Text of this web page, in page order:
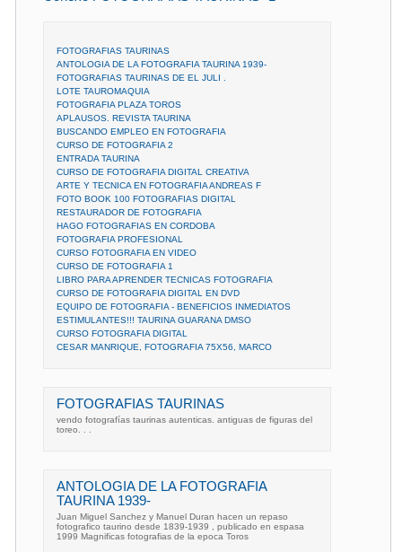
FOTOGRAFIAS TAURINAS
ANTOLOGIA DE LA FOTOGRAFIA TAURINA 1939-
FOTOGRAFIAS TAURINAS DE EL JULI .
LOTE TAUROMAQUIA
FOTOGRAFIA PLAZA TOROS
APLAUSOS. REVISTA TAURINA
BUSCANDO EMPLEO EN FOTOGRAFIA
CURSO DE FOTOGRAFIA 2
ENTRADA TAURINA
CURSO DE FOTOGRAFIA DIGITAL CREATIVA
ARTE Y TECNICA EN FOTOGRAFIA ANDREAS F
FOTO BOOK 100 FOTOGRAFIAS DIGITAL
RESTAURADOR DE FOTOGRAFIA
HAGO FOTOGRAFIAS EN CORDOBA
FOTOGRAFIA PROFESIONAL
CURSO FOTOGRAFIA EN VIDEO
CURSO DE FOTOGRAFIA 1
LIBRO PARA APRENDER TECNICAS FOTOGRAFIA
CURSO DE FOTOGRAFIA DIGITAL EN DVD
EQUIPO DE FOTOGRAFIA - BENEFICIOS INMEDIATOS
ESTIMULANTES!!! TAURINA GUARANA DMSO
CURSO FOTOGRAFIA DIGITAL
CESAR MANRIQUE, FOTOGRAFIA 75X56, MARCO
FOTOGRAFIAS TAURINAS
vendo fotografías taurinas autenticas. antiguas de figuras del
toreo. . .
ANTOLOGIA DE LA FOTOGRAFIA
TAURINA 1939-
Juan Miguel Sanchez y Manuel Duran hacen un repaso
fotografico taurino desde 1839-1939 , publicado en espasa
1999 Magnificas fotografias de la epoca Toros